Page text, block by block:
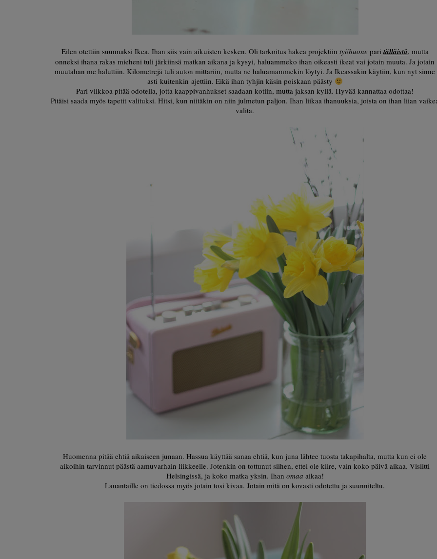
Eilen otettiin suunnaksi Ikea. Ihan siis vain aikuisten kesken. Oli tarkoitus hakea projektiin työhuone pari tälläistä, mutta
onneksi ihana rakas mieheni tuli järkiinsä matkan aikana ja kysyi, haluammeko ihan oikeasti ikeat vai jotain muuta. Ja jotain
muutahan me haluttiin. Kilometrejä tuli auton mittariin, mutta ne haluamammekin löytyi. Ja Ikeassakin käytiin, kun nyt sinne
asti kuitenkin ajettiin. Eikä ihan tyhjin käsin poiskaan päästy
Pari viikkoa pitää odotella, jotta kaappivanhukset saadaan kotiin, mutta jaksan kyllä. Hyvää kannattaa odottaa!
Pitäisi saada myös tapetit valituksi. Hitsi, kun niitäkin on niin julmetun paljon. Ihan liikaa ihanuuksia, joista on ihan liian
valita.
Huomenna pitää ehtiä aikaiseen junaan. Hassua käyttää sanaa ehtiä, kun juna lähtee tuosta takapihalta, mutta kun ei ole
aikoihin tarvinnut päästä aamuvarhain liikkeelle. Jotenkin on tottunut siihen, ettei ole kiire, vain koko päivä aikaa. Visiitti
Helsingissä, ja koko matka yksin. Ihan omaa aikaa!
Lauantaille on tiedossa myös jotain tosi kivaa. Jotain mitä on kovasti odotettu ja suunniteltu.